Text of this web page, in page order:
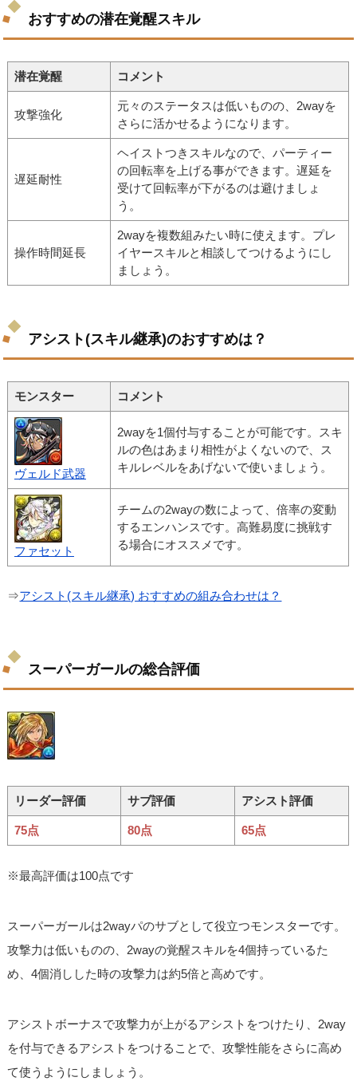
おすすめの潜在覚醒スキル
潜在覚醒 コメント
攻撃強化
元々のステータスは低いものの、2wayを
さらに活かせるようになります。
遅延耐性
ヘイストつきスキルなので、パーティー
の回転率を上げる事ができます。遅延を
受けて回転率が下がるのは避けましょ
う。
操作時間延長
2wayを複数組みたい時に使えます。プレ
イヤースキルと相談してつけるようにし
ましょう。
アシスト(スキル継承)のおすすめは？
モンスター コメント
ヴェルド武器
2wayを1個付与することが可能です。スキ
ルの色はあまり相性がよくないので、ス
キルレベルをあげないで使いましょう。
ファセット
チームの2wayの数によって、倍率の変動
するエンハンスです。高難易度に挑戦す
る場合にオススメです。
⇒アシスト(スキル継承) おすすめの組み合わせは？
スーパーガールの総合評価
リーダー評価 サブ評価 アシスト評価
75点 80点 65点
※最高評価は100点です
スーパーガールは2wayパのサブとして役立つモンスターです。
攻撃力は低いものの、2wayの覚醒スキルを4個持っているた
め、4個消しした時の攻撃力は約5倍と高めです。
アシストボーナスで攻撃力が上がるアシストをつけたり、2way
を付与できるアシストをつけることで、攻撃性能をさらに高め
て使うようにしましょう。